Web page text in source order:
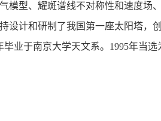
模型、耀斑谱线不对称性和速度场
设计和研制了我国第一座太阳塔，
业于南京大学天文系。1995年当选